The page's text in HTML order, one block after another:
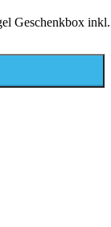
Geschenkbox